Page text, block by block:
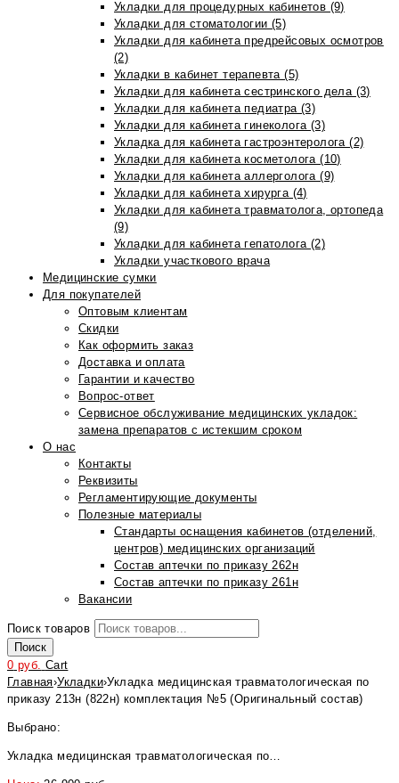
Укладки для процедурных кабинетов (9)
Укладки для стоматологии (5)
Укладки для кабинета предрейсовых осмотров
(2)
Укладки в кабинет терапевта (5)
Укладки для кабинета сестринского дела (3)
Укладки для кабинета педиатра (3)
Укладки для кабинета гинеколога (3)
Укладка для кабинета гастроэнтеролога (2)
Укладки для кабинета косметолога (10)
Укладки для кабинета аллерголога (9)
Укладки для кабинета хирурга (4)
Укладки для кабинета травматолога, ортопеда
(9)
Укладки для кабинета гепатолога (2)
Укладки участкового врача
Медицинские сумки
Для покупателей
Оптовым клиентам
Скидки
Как оформить заказ
Доставка и оплата
Гарантии и качество
Вопрос-ответ
Сервисное обслуживание медицинских укладок:
замена препаратов с истекшим сроком
О нас
Контакты
Реквизиты
Регламентирующие документы
Полезные материалы
Стандарты оснащения кабинетов (отделений,
центров) медицинских организаций
Состав аптечки по приказу 262н
Состав аптечки по приказу 261н
Вакансии
Поиск товаров
Поиск
0 руб. Cart
Главная›Укладки›Укладка медицинская травматологическая по
приказу 213н (822н) комплектация №5 (Оригинальный состав)
Выбрано:
Укладка медицинская травматологическая по…